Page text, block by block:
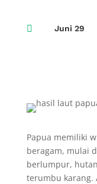
 Juni 29
Papua memiliki
beragam, mulai
berlumpur,
terumbu karang.